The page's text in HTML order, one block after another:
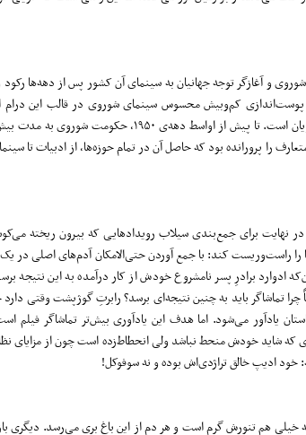
و آغازگر توجه جهانیان به سینمای آن کشور پس از دهه‌ها رکود
پوست‌اندازی کم‌وبیش محسوس سینمای شوروی در قالب این درام
استقبال و به دنیا اعلام کرد که اتفاق‌های خوشایندی در سینمای شوروی در جریان است. تا پیش از اواسط دهه‌ی
را پرورانده بود که حاصل آن در تمام حوزه‌ها، از ادبیات تا
نهایت برای جمع‌بندی سیلاب رویدادهایی که بیرون ریخته
را راست‌وریست کند: با جمع آوردن حتی‌الامکان آدم‌های اصلی در
ادوارد برادرِ پسر نامشروع خودش از کار درآمده به این نتیجه
تماشاگر باید به چنین نتیجه‌ای برسد؟ رابرتِ گوژپشت وقتی
یادآور می‌شود. اما هدف این یادآوری بیش‌تر تماشاگر فیلم
که شاید خودش منحط نباشد ولی انحطاط‌زده است چون از مزایای
خود ادیپ خالق تراژدی‌اش بوده و نه سوفوکل!
خیلی هم تنورش گرم است و هر دم از این باغ بری می‌رسد. دیگری